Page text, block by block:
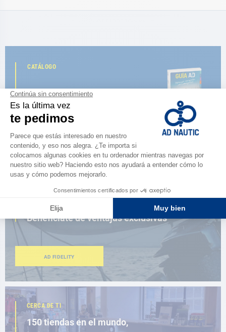
CATÁLOGO
Descubre
la nueva guía AD 2026
NAVEGAR POR EL CATÁLOGO
ESPACIO FIDELIDAD
¿Eres apasionado?
Benefíciate de ventajas exclusivas
AD FIDELITY
CERCA DE TI
150 tiendas en el mundo,